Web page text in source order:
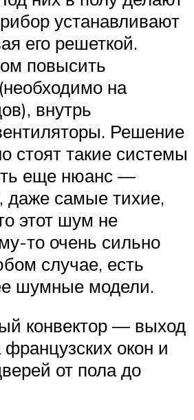
устанавливают
его решеткой.
повысить
на
внутрь
Решение
стоят такие системы
еще нюанс —
даже самые тихие,
этот шум не
то очень сильно
случае, есть
шумные модели.
конвектор — выход
окон и
от пола до